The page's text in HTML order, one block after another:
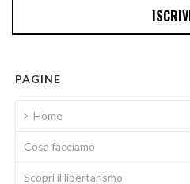
PAGINE
Home
Cosa facciamo
Scopri il libertarismo